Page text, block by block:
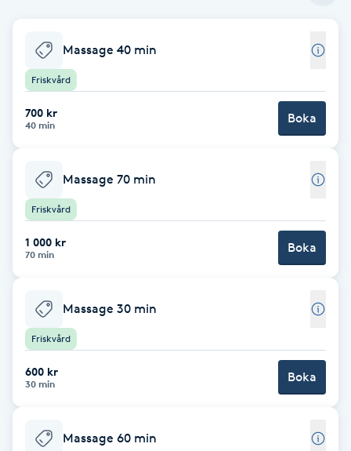
Balayage
Bambumassage
Barnklippning
BIAB
Bottenfärg
Brynformning
Massage 40 min
Friskvård
700 kr
40 min Boka
Massage 70 min
Friskvård
1 000 kr
70 min Boka
Massage 30 min
Friskvård
600 kr
30 min Boka
Massage 60 min